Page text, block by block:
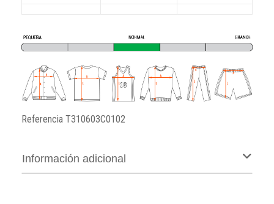
Referencia T310603C0102
Información adicional